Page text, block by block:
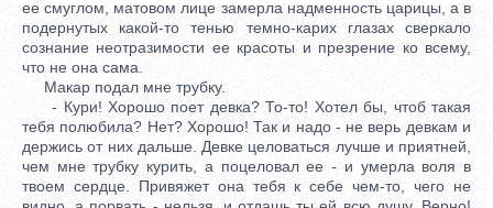
ее смуглом, матовом лице замерла надменность царицы, а в
подернутых какой-то тенью темно-карих глазах сверкало
сознание неотразимости ее красоты и презрение ко всему,
что не она сама.
Макар подал мне трубку.
- Кури! Хорошо поет девка? То-то! Хотел бы, чтоб такая
тебя полюбила? Нет? Хорошо! Так и надо - не верь девкам и
держись от них дальше. Девке целоваться лучше и приятней,
чем мне трубку курить, а поцеловал ее - и умерла воля в
твоем сердце. Привяжет она тебя к себе чем-то, чего не